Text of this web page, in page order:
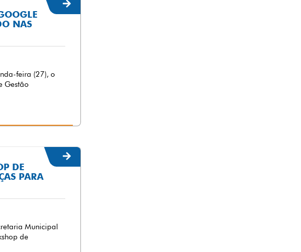
NAS
feira (27), o
Gestão
DE
PARA
Municipal
de